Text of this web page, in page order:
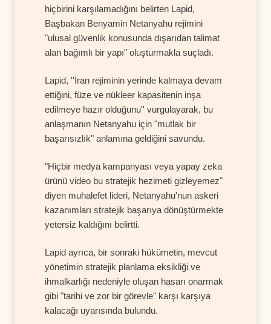
hiçbirini karşılamadığını belirten Lapid,
Başbakan Benyamin Netanyahu rejimini
"ulusal güvenlik konusunda dışarıdan talimat
alan bağımlı bir yapı" oluşturmakla suçladı.
Lapid, ''İran rejiminin yerinde kalmaya devam
ettiğini, füze ve nükleer kapasitenin inşa
edilmeye hazır olduğunu'' vurgulayarak, bu
anlaşmanın Netanyahu için "mutlak bir
başarısızlık" anlamına geldiğini savundu.
"Hiçbir medya kampanyası veya yapay zeka
ürünü video bu stratejik hezimeti gizleyemez"
diyen muhalefet lideri, Netanyahu'nun askeri
kazanımları stratejik başarıya dönüştürmekte
yetersiz kaldığını belirtti.
Lapid ayrıca, bir sonraki hükümetin, mevcut
yönetimin stratejik planlama eksikliği ve
ihmalkarlığı nedeniyle oluşan hasarı onarmak
gibi "tarihi ve zor bir görevle" karşı karşıya
kalacağı uyarısında bulundu.